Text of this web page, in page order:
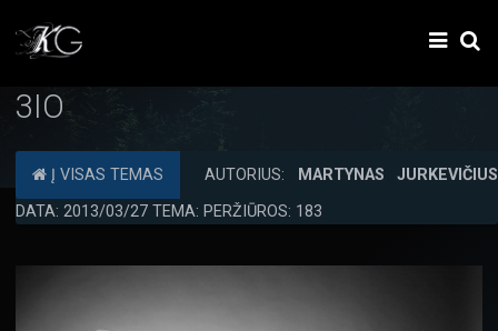
3IO
Į VISAS TEMAS AUTORIUS:
MARTYNAS JURKEVIČIUS
DATA: 2013/03/27 TEMA: PERŽIŪROS: 183